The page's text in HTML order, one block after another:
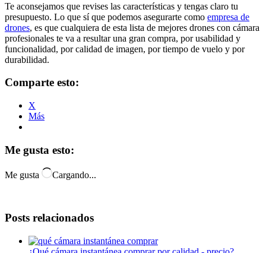
Te aconsejamos que revises las características y tengas claro tu
presupuesto. Lo que sí que podemos asegurarte como empresa de
drones, es que cualquiera de esta lista de mejores drones con cámara
profesionales te va a resultar una gran compra, por usabilidad y
funcionalidad, por calidad de imagen, por tiempo de vuelo y por
durabilidad.
Comparte esto:
X
Más
Me gusta esto:
Me gusta Cargando...
Posts relacionados